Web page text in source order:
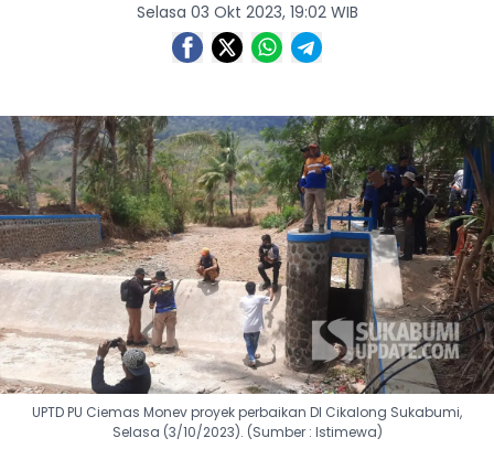
Selasa 03 Okt 2023, 19:02 WIB
UPTD PU Ciemas Monev proyek perbaikan DI Cikalong Sukabumi,
Selasa (3/10/2023). (Sumber : Istimewa)